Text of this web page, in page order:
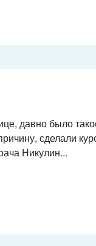
давно было
сделали
Никулин...